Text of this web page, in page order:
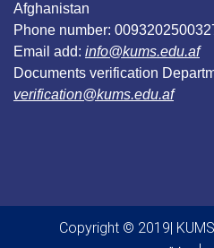
Afghanistan
Phone number:
Email add: info@kums.edu.af
Documents verification
verification@kums.edu.af
Copyright © 2019|